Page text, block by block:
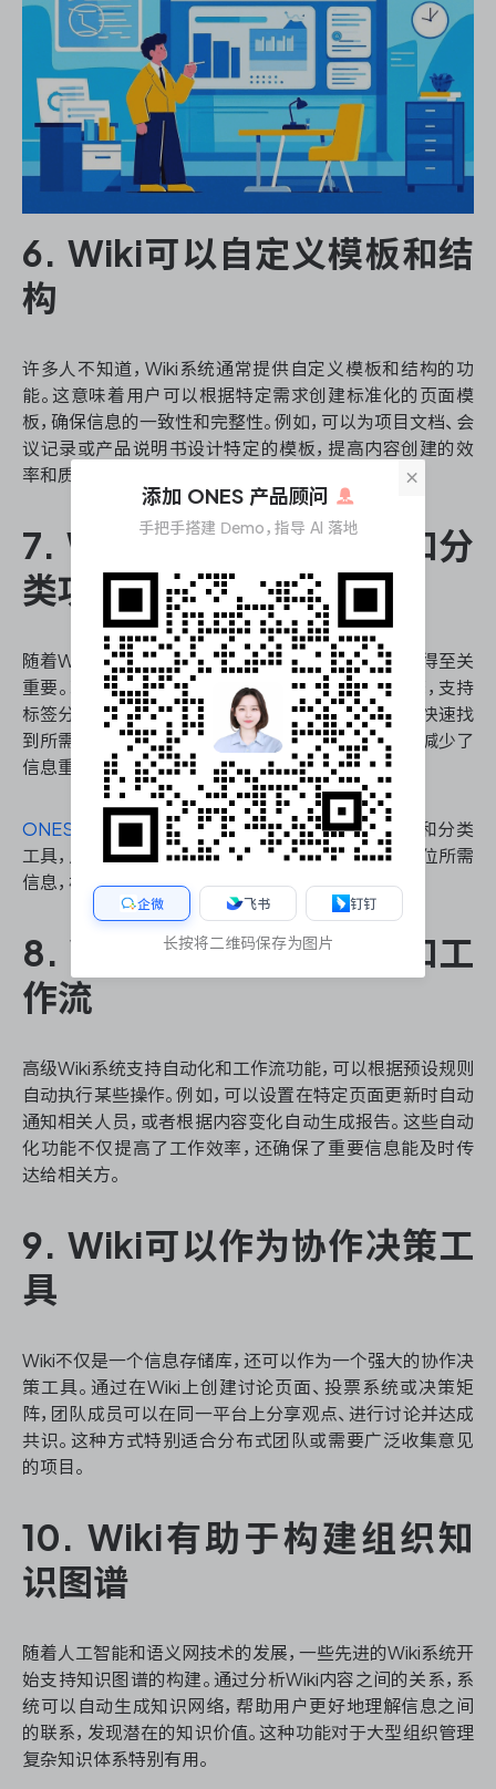
6. Wiki可以自定义模板和结
构
许多人不知道，Wiki系统通常提供自定义模板和结构的功
能。这意味着用户可以根据特定需求创建标准化的页面模
板，确保信息的一致性和完整性。例如，可以为项目文档、会
议记录或产品说明书设计特定的模板，提高内容创建的效
率和质量。
7. Wiki具有强大的搜索和分
类功能
随着Wiki内容的不断积累，高效的搜索和分类功能变得至关
重要。现代Wiki系统通常配备了强大的全文搜索引擎，支持
标签分类、目录结构和交叉引用等功能，使用户能够快速找
到所需信息。这些功能大大提高了知识管理的效率，减少了
信息重复和冗余。
ONES研发管理平台
的Wiki功能提供了先进的搜索和分类
工具，用户可以通过关键词、标签或文档结构快速定位所需
信息，极大地提升了团队的工作效率。
8. Wiki可以实现自动化和工
作流
高级Wiki系统支持自动化和工作流功能，可以根据预设规则
自动执行某些操作。例如，可以设置在特定页面更新时自动
通知相关人员，或者根据内容变化自动生成报告。这些自动
化功能不仅提高了工作效率，还确保了重要信息能及时传
达给相关方。
9. Wiki可以作为协作决策工
具
Wiki不仅是一个信息存储库，还可以作为一个强大的协作决
策工具。通过在Wiki上创建讨论页面、投票系统或决策矩
阵，团队成员可以在同一平台上分享观点、进行讨论并达成
共识。这种方式特别适合分布式团队或需要广泛收集意见
的项目。
10. Wiki有助于构建组织知
识图谱
随着人工智能和语义网技术的发展，一些先进的Wiki系统开
始支持知识图谱的构建。通过分析Wiki内容之间的关系，系
统可以自动生成知识网络，帮助用户更好地理解信息之间
的联系，发现潜在的知识价值。这种功能对于大型组织管理
复杂知识体系特别有用。
×
添加 ONES 产品顾问
手把手搭建 Demo，指导 AI 落地
企微 飞书 钉钉
长按将二维码保存为图片